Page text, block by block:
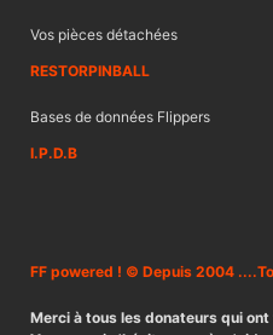
Vos pièces détachées
RESTORPINBALL
Bases de données Flippers
I.P.D.B
FF powered ! © Depuis 2004
Merci à tous les donateurs qui